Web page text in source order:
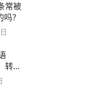
常被
？
转给